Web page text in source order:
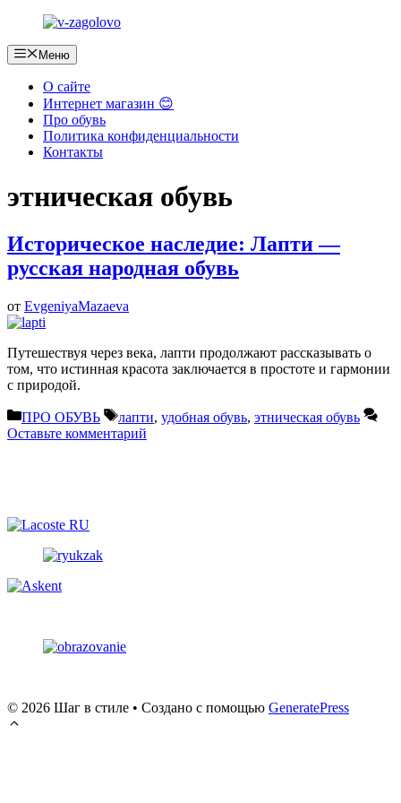
Перейти
содержимому
Меню
О сайте
Интернет магазин 😊
Про обувь
Политика конфиденциальности
Контакты
этническая обувь
Историческое наследие: Лапти —
русская народная обувь
от EvgeniyaMazaeva
Путешествуя через века, лапти продолжают рассказывать о
том, что истинная красота заключается в простоте и гармонии
с природой.
Рубрики
ПРО ОБУВЬ Метки
лапти, удобная обувь, этническая обувь
Оставьте комментарий
© 2026 Шаг в стиле • Создано с помощью GeneratePress